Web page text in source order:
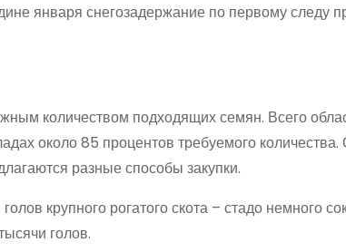
января снегозадержание по первому следу
количеством подходящих семян. Всего
около 85 процентов требуемого
разные способы закупки.
крупного рогатого скота – стадо немного
голов.